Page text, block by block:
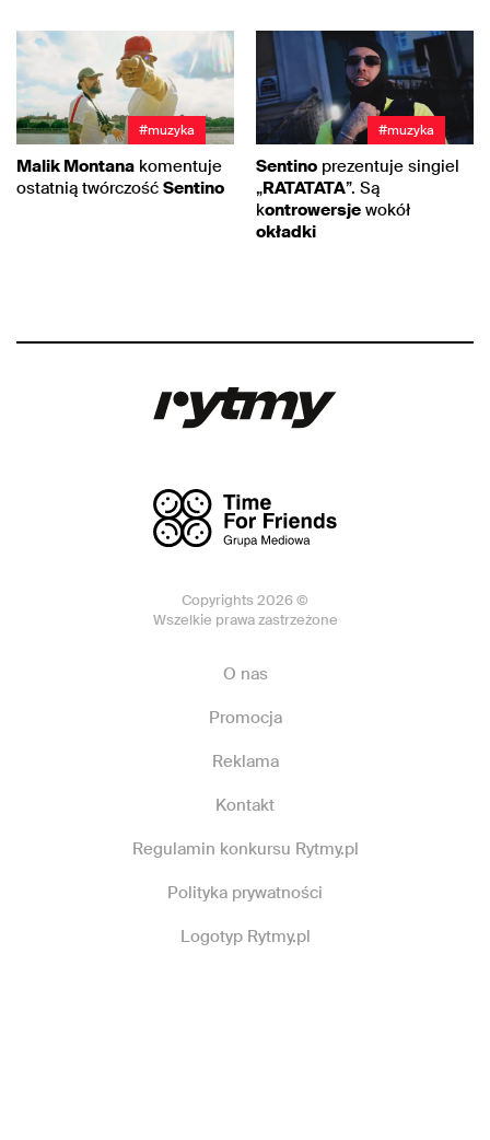
#muzyka
Malik Montana komentuje
ostatnią twórczość Sentino
#muzyka
Sentino prezentuje singiel
„RATATATA”. Są
kontrowersje wokół
okładki
Copyrights 2026 ©
Wszelkie prawa zastrzeżone
O nas
Promocja
Reklama
Kontakt
Regulamin konkursu Rytmy.pl
Polityka prywatności
Logotyp Rytmy.pl